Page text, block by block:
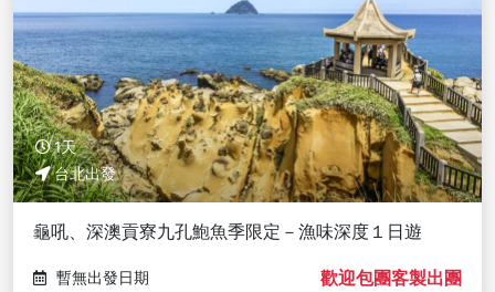
1天
台北出發
龜吼、深澳貢寮九孔鮑魚季限定－漁味深度１日遊
暫無出發日期 歡迎包團客製出團